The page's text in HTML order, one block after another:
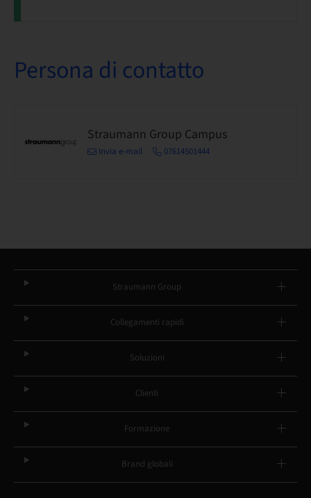
Persona di contatto
Straumann Group Campus
Invia e-mail 07614501444
Straumann Group
Collegamenti rapidi
Soluzioni
Clienti
Formazione
Brand globali